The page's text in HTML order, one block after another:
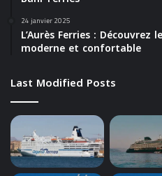
24 janvier 2025
L’Aurès Ferries :
moderne et confortable
Last Modified Posts